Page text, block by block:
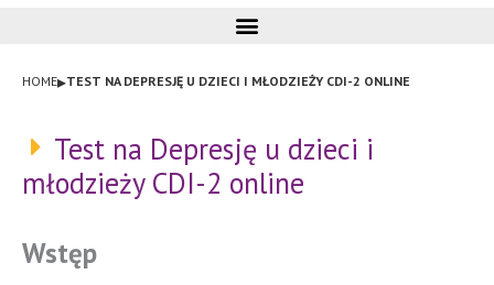
HOME▸TEST NA DEPRESJĘ U DZIECI I MŁODZIEŻY CDI-2 ONLINE
Test na Depresję u dzieci i
młodzieży CDI-2 online
Wstęp